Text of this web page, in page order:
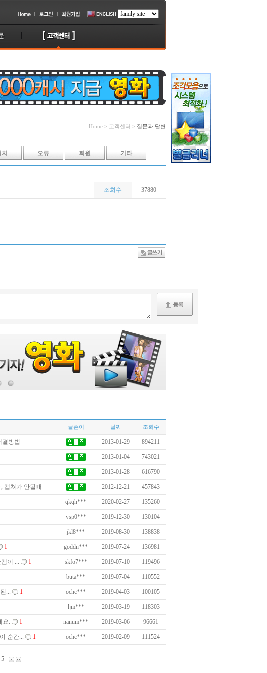
Home > 고객센터 > 질문과 답변
오류 회원 기타
조회수 37880
글쓴이 날짜 조회수
결방법 2013-01-29 894211
2013-01-04 743021
2013-01-28 616790
캡쳐가 안될때 2012-12-21 457843
qkqh*** 2020-02-27 135260
ysp0*** 2019-12-30 130104
jkl8*** 2019-08-30 138838
1 goddn*** 2019-07-24 136981
이 ... 1 skfo7*** 2019-07-10 119496
buta*** 2019-07-04 110552
... 1 ochc*** 2019-04-03 100105
ljm*** 2019-03-19 118303
요. 1 nanum*** 2019-03-06 96661
순간... 1 ochc*** 2019-02-09 111524
5